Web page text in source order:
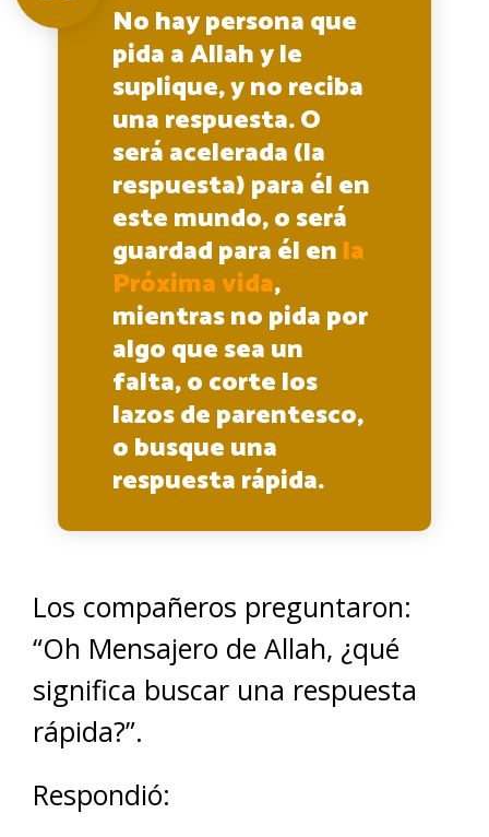
No hay persona que
pida a Allah y le
suplique, y no reciba
una respuesta. O
será acelerada (la
respuesta) para él en
este mundo, o será
guardad para él enla
Próxima vida,
mientras no pida por
algo que sea un
falta, o corte los
lazos de parentesco,
o busque una
respuesta rápida.
Los compañeros preguntaron:
“Oh Mensajero de Allah, ¿qué
significa buscar una respuesta
rápida?”.
Respondió: